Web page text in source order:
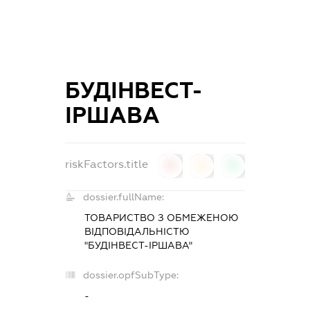
БУДІНВЕСТ-
ІРШАВА
riskFactors.title
dossier.fullName:
ТОВАРИСТВО З ОБМЕЖЕНОЮ
ВІДПОВІДАЛЬНІСТЮ
"БУДІНВЕСТ-ІРШАВА"
dossier.opfSubType:
-